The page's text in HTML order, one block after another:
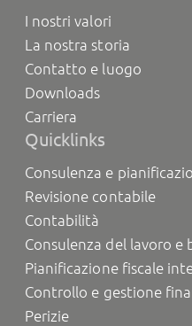
I nostri valori
La nostra storia
Contatto e luogo
Downloads
Carriera
Quicklinks
Consulenza e
Revisione contabile
Contabilità
Consulenza del lavoro e
Pianificazione fiscale
Controllo e gestione
Perizie